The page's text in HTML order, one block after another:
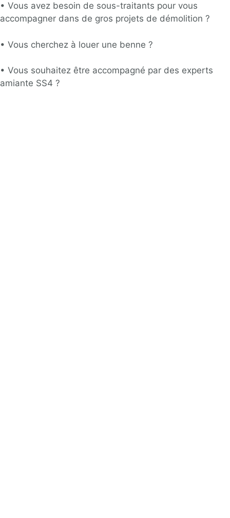
• Vous avez besoin de sous-traitants pour vous
accompagner dans de gros projets de démolition ?
• Vous cherchez à louer une benne ?
• Vous souhaitez être accompagné par des experts
amiante SS4 ?